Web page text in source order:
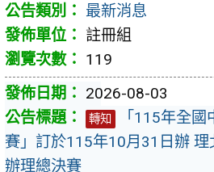
最新消息
註冊組
119
2026-08-03
轉知
「115年全
賽」訂於115年10月31日辦 理
辦理總決賽